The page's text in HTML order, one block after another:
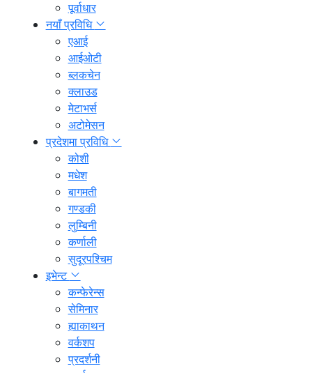
पूर्वाधार
नयाँ प्रविधि
एआई
आईओटी
ब्लकचेन
क्लाउड
मेटाभर्स
अटोमेसन
प्रदेशमा प्रविधि
कोशी
मधेश
बागमती
गण्डकी
लुम्बिनी
कर्णाली
सुदूरपश्चिम
इभेन्ट
कन्फेरेन्स
सेमिनार
ह्याकाथन
वर्कशप
प्रदर्शनी